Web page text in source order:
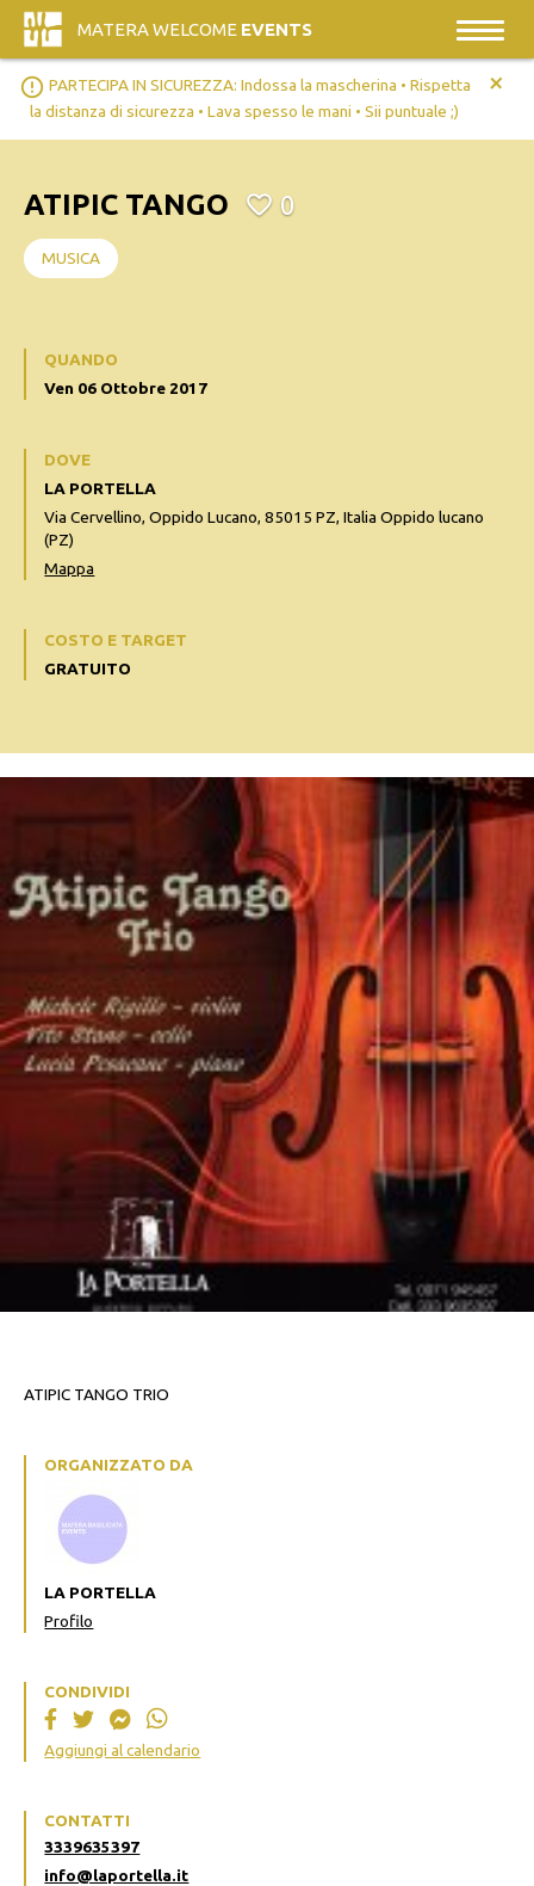
MATERA WELCOME EVENTS
error_outline PARTECIPA IN SICUREZZA: Indossa la mascherina • Rispetta
la distanza di sicurezza • Lava spesso le mani • Sii puntuale ;)
+
ATIPIC TANGO TRIO
ORGANIZZATO DA
LA PORTELLA
Profilo
CONDIVIDI
Aggiungi al calendario
CONTATTI
3339635397
info@laportella.it
ATIPIC TANGO 0
MUSICA
QUANDO
Ven 06 Ottobre 2017
DOVE
LA PORTELLA
Via Cervellino, Oppido Lucano, 85015 PZ, Italia Oppido lucano
(PZ)
Mappa
COSTO E TARGET
GRATUITO